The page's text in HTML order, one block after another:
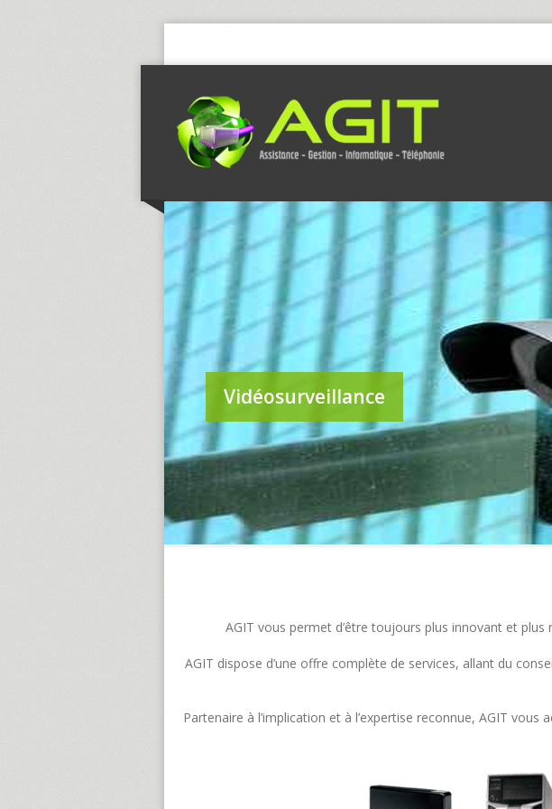
Vidéosurveillance
AGIT vous permet d’être toujours plus innovant et
AGIT dispose d’une offre complète de services, allant du
Partenaire à l’implication et à l’expertise reconnue, AGIT